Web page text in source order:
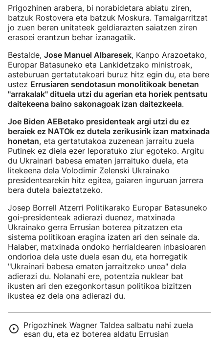
Prigozhinen arabera, bi norabidetara abiatu ziren,
batzuk Rostovera eta batzuk Moskura. Tamalgarritzat
jo zuen beren unitateek geldiarazten saiatzen ziren
erasoei erantzun behar izanagatik.
Bestalde, Jose Manuel Albaresek, Kanpo Arazoetako,
Europar Batasuneko eta Lankidetzako ministroak,
asteburuan gertatutakoari buruz hitz egin du, eta bere
ustez Errusiaren sendotasun monolitikoak benetan
"arrakalak" dituela utzi du agerian eta horiek pentsatu
daitekeena baino sakonagoak izan daitezkeela.
Joe Biden AEBetako presidenteak argi utzi du ez
beraiek ez NATOk ez dutela zerikusirik izan matxinada
honetan, eta gertatutakoa zuzenean jarraitu zuela
Putinek ez diela ezer leporatuko ziur egoteko. Argitu
du Ukrainari babesa ematen jarraituko duela, eta
litekeena dela Volodimir Zelenski Ukrainako
presidentearekin hitz egitea, gaiaren inguruan jarrera
bera dutela baieztatzeko.
Josep Borrell Atzerri Politikarako Europar Batasuneko
goi-presidenteak adierazi duenez, matxinada
Ukrainako gerra Errusian boterea pitzatzen eta
sistema politikoan eragina izaten ari den seinale da.
Halaber, matxinada ondoko herrialdearen inbasioaren
ondorioa dela uste duela esan du, eta horregatik
"Ukrainari babesa ematen jarraitzeko unea" dela
adierazi du. Nolanahi ere, potentzia nuklear bat
ikusten ari den ezegonkortasun politikoa bizitzen
ikustea ez dela ona adierazi du.
Prigozhinek Wagner Taldea salbatu nahi zuela
esan du, eta ez boterea aldatu Errusian